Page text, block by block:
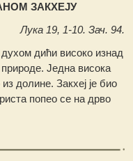
ЗАКХЕЈУ
Лука 19, 1-10. Зач. 94.
дићи високо изнад
Једна висока
долине. Закхеј је био
попео се на дрво